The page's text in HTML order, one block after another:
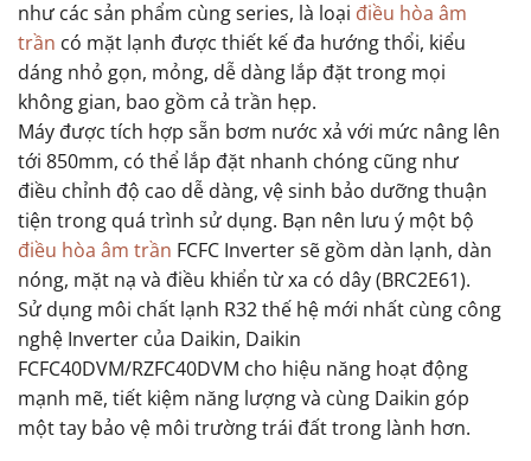
như các sản phẩm cùng series, là loại điều hòa âm
trần có mặt lạnh được thiết kế đa hướng thổi, kiểu
dáng nhỏ gọn, mỏng, dễ dàng lắp đặt trong mọi
không gian, bao gồm cả trần hẹp.
Máy được tích hợp sẵn bơm nước xả với mức nâng lên
tới 850mm, có thể lắp đặt nhanh chóng cũng như
điều chỉnh độ cao dễ dàng, vệ sinh bảo dưỡng thuận
tiện trong quá trình sử dụng. Bạn nên lưu ý một bộ
điều hòa âm trần FCFC Inverter sẽ gồm dàn lạnh, dàn
nóng, mặt nạ và điều khiển từ xa có dây (BRC2E61).
Sử dụng môi chất lạnh R32 thế hệ mới nhất cùng công
nghệ Inverter của Daikin, Daikin
FCFC40DVM/RZFC40DVM cho hiệu năng hoạt động
mạnh mẽ, tiết kiệm năng lượng và cùng Daikin góp
một tay bảo vệ môi trường trái đất trong lành hơn.